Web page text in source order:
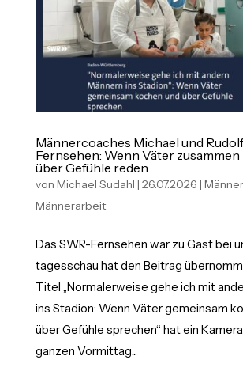
Männercoaches Michael und
Fernsehen: Wenn Väter
über Gefühle reden
von Michael Sudahl | 26.07.2026 |
Männerarbeit
Das SWR-Fernsehen war zu Gast bei
tagesschau hat den Beitrag
Titel „Normalerweise gehe ich mit
ins Stadion: Wenn Väter gemeinsam
über Gefühle sprechen“ hat ein
ganzen Vormittag...